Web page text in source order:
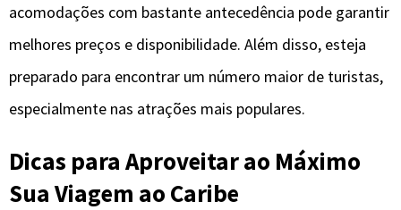
acomodações com bastante antecedência pode garantir
melhores preços e disponibilidade. Além disso, esteja
preparado para encontrar um número maior de turistas,
especialmente nas atrações mais populares.
Dicas para Aproveitar ao Máximo
Sua Viagem ao Caribe